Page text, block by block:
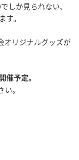
しか見られない、
。
オリジナルグッズが
催予定。
。